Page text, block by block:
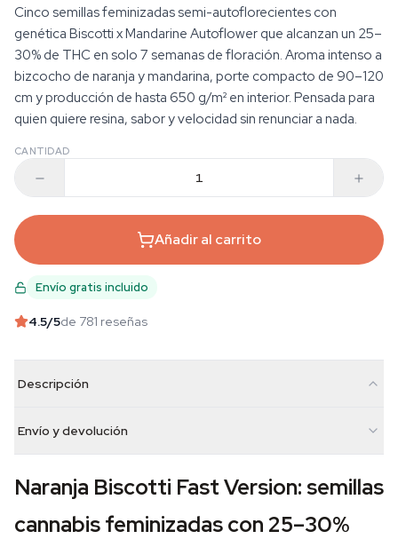
Cinco semillas feminizadas semi-autoflorecientes con
genética Biscotti x Mandarine Autoflower que alcanzan un 25–
30% de THC en solo 7 semanas de floración. Aroma intenso a
bizcocho de naranja y mandarina, porte compacto de 90–120
cm y producción de hasta 650 g/m² en interior. Pensada para
quien quiere resina, sabor y velocidad sin renunciar a nada.
CANTIDAD
Añadir al carrito
Envío gratis incluido
4.5/5de 781 reseñas
Descripción
Envío y devolución
Naranja Biscotti Fast Version: semillas
cannabis feminizadas con 25–30%